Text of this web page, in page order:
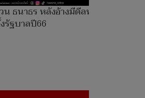
ธนาธร หลังอ้างมีดีลพาคน
รัฐบาลปี66